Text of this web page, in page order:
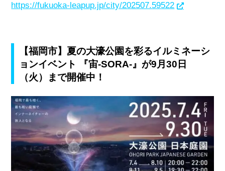
https://fukuoka-leapup.jp/city/202507.59522
【福岡市】夏の大濠公園を彩るイルミネーシ
ョンイベント 『宙‑SORA‑』が9月30日
（火）まで開催中！